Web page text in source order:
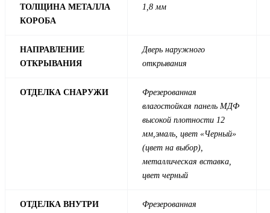
ТОЛЩИНА МЕТАЛЛА
КОРОБА
1,8 мм
НАПРАВЛЕНИЕ
ОТКРЫВАНИЯ
Дверь наружного
открывания
ОТДЕЛКА СНАРУЖИ
Фрезерованная
влагостойкая панель МДФ
высокой плотности 12
мм,эмаль, цвет «Черный»
(цвет на выбор),
металлическая вставка,
цвет черный
ОТДЕЛКА ВНУТРИ
Фрезерованная